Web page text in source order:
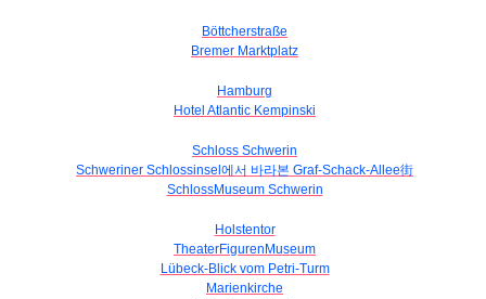
Böttcherstraße
Bremer Marktplatz
Hamburg
Hotel Atlantic Kempinski
Schloss Schwerin
Schweriner Schlossinsel에서 바라본 Graf-Schack-Allee街
SchlossMuseum Schwerin
Holstentor
TheaterFigurenMuseum
Lübeck-Blick vom Petri-Turm
Marienkirche